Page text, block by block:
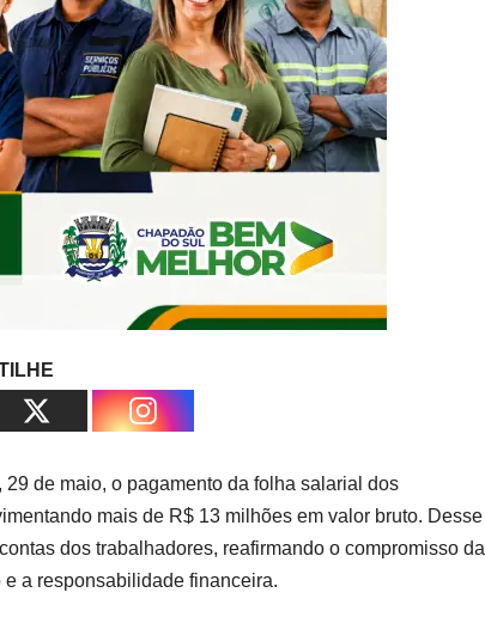
de maio, o pagamento da folha salarial dos
mais de R$ 13 milhões em valor bruto. Desse
dos trabalhadores, reafirmando o compromisso da
a responsabilidade financeira.